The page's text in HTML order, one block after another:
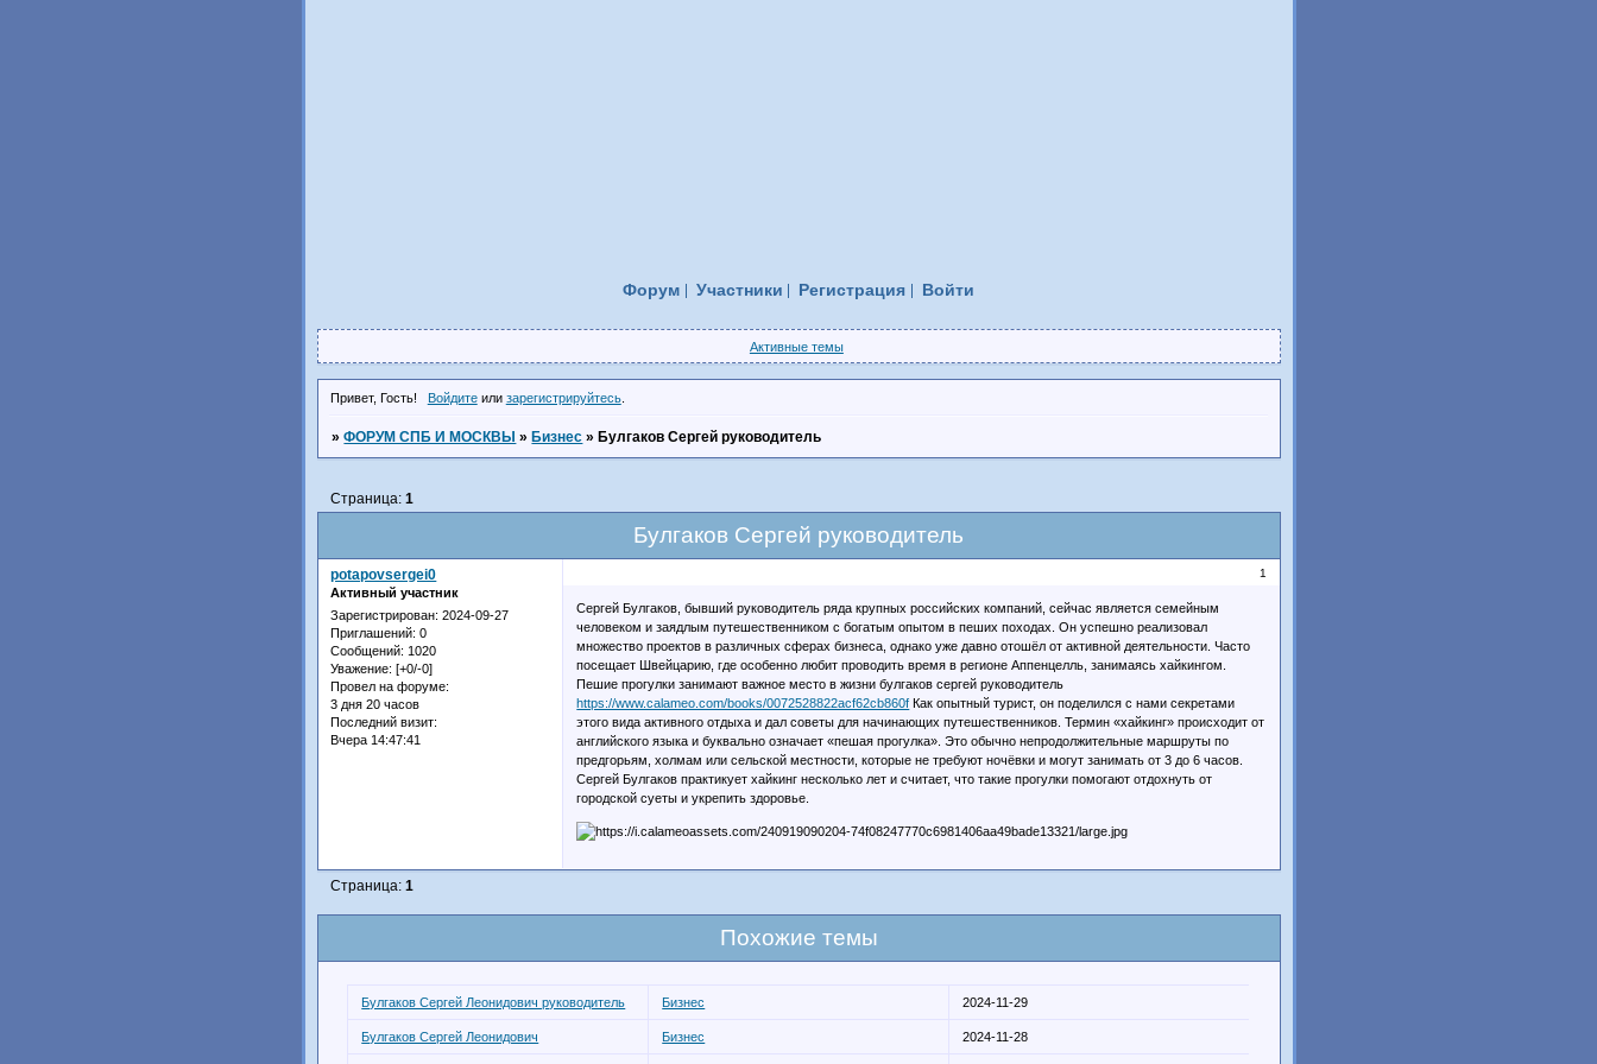
Форум Участники Регистрация Войти
Активные темы
Привет, Гость! Войдитеили зарегистрируйтесь.
»ФОРУМ СПБ И МОСКВЫ » Бизнес » Булгаков Сергей руководитель
Булгаков Сергей руководитель
Страница:1
1
potapovsergei0
Активный участник
Зарегистрирован: 2024-09-27
Приглашений: 0
Сообщений: 1020
Уважение: [+0/-0]
Провел на форуме:
3 дня 20 часов
Последний визит:
Вчера 14:47:41
Сергей Булгаков, бывший руководитель ряда крупных российских компаний, сейчас является семейным
человеком и заядлым путешественником с богатым опытом в пеших походах. Он успешно реализовал
множество проектов в различных сферах бизнеса, однако уже давно отошёл от активной деятельности. Часто
посещает Швейцарию, где особенно любит проводить время в регионе Аппенцелль, занимаясь хайкингом.
Пешие прогулки занимают важное место в жизни булгаков сергей руководитель
https://www.calameo.com/books/0072528822acf62cb860f Как опытный турист, он поделился с нами секретами
этого вида активного отдыха и дал советы для начинающих путешественников. Термин «хайкинг» происходит от
английского языка и буквально означает «пешая прогулка». Это обычно непродолжительные маршруты по
предгорьям, холмам или сельской местности, которые не требуют ночёвки и могут занимать от 3 до 6 часов.
Сергей Булгаков практикует хайкинг несколько лет и считает, что такие прогулки помогают отдохнуть от
городской суеты и укрепить здоровье.
Страница:1
Похожие темы
Булгаков Сергей Леонидович руководитель Бизнес 2024-11-29
Булгаков Сергей Леонидович Бизнес 2024-11-28